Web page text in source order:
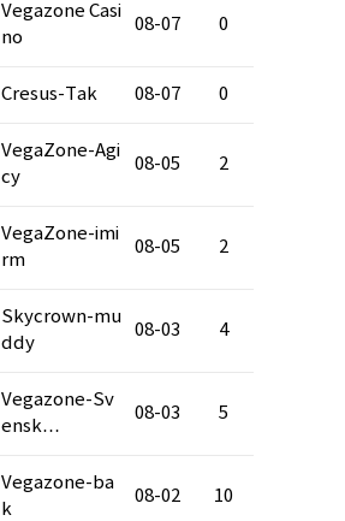
Vegazone Casi
no
08-07 0
Cresus-Tak 08-07 0
VegaZone-Agi
cy
08-05 2
VegaZone-imi
rm
08-05 2
Skycrown-mu
ddy
08-03 4
Vegazone-Sv
ensk…
08-03 5
Vegazone-ba
k
08-02 10